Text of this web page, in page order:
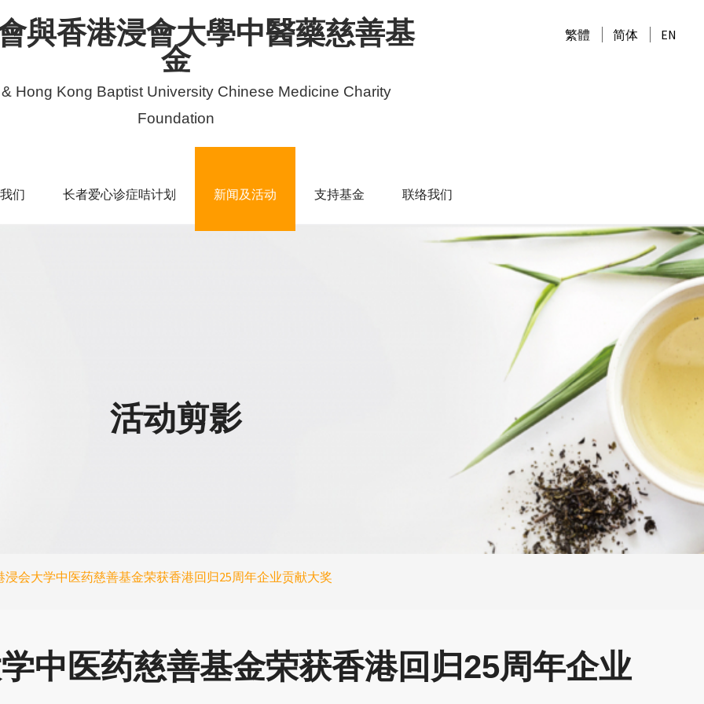
與香港浸會大學中醫藥慈善基
金
Hong Kong Baptist University Chinese Medicine Charity
Foundation
繁體 简体 EN
们 长者爱心诊症咭计划 新闻及活动 支持基金 联络我们
活动剪影
浸会大学中医药慈善基金荣获香港回归25周年企业贡献大奖
中医药慈善基金荣获香港回归25周年企业